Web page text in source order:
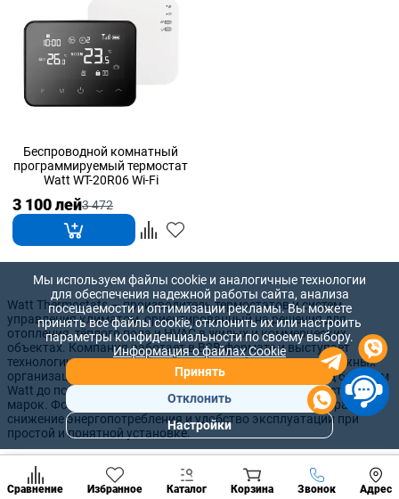
Беспроводной комнатный
программируемый термостат
Watt WT-20R06 Wi-Fi
3 100 лей3 472
Watt Thermostats — производитель термостатов и систем
управления климатом, ориентированный на решения для
отопления, тёплого пола и HVAC в жилых и коммерческих
объектах. Компания работает в B2B-формате и выступает
технологическим партнёром для дистрибьюторов, монтажных
организаций и девелоперов: от серийных устройств под брендом
Watt до полного цикла OEM/ODM-производства для частных
марок. Фокус бренда — стабильное поддержание температуры,
снижение энергопотребления и удобство эксплуатации при
простой и понятной установке.
Ассортимент Watt включает механические термостаты для
Сравнение Избранное Каталог Корзина Звонок Адрес
Позвонить
разделы
Мы используем файлы cookie и аналогичные технологии
для обеспечения надежной работы сайта, анализа
посещаемости и оптимизации рекламы. Вы можете
принять все файлы cookie, отклонить их или настроить
параметры конфиденциальности по своему выбору.
Информация о файлах Cookie
Принять
Отклонить
Настройки